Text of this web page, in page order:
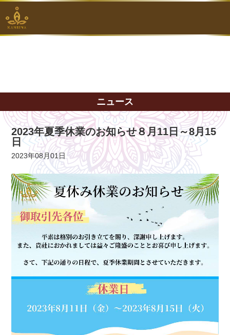
ニュース
2023年夏季休業のお知らせ８月11日～8月15
日
2023年08月01日